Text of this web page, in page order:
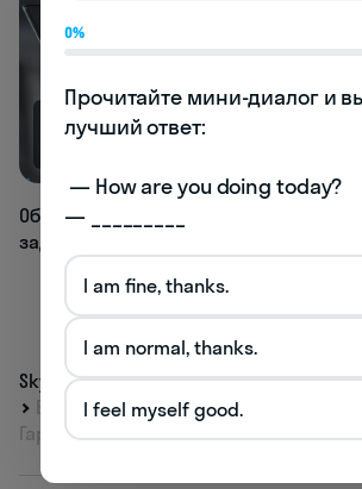
69K
Обзор лучших нейросетей для всех
задач
Skyeng Журнал
Быть в курсе
Бабушка одобрила: Елизавета II
Гарри и Меган Маркл
0%
Прочитайте мини-диалог и
лучший ответ:
— _________
I am fine, thanks.
I am normal, thanks.
I feel myself good.